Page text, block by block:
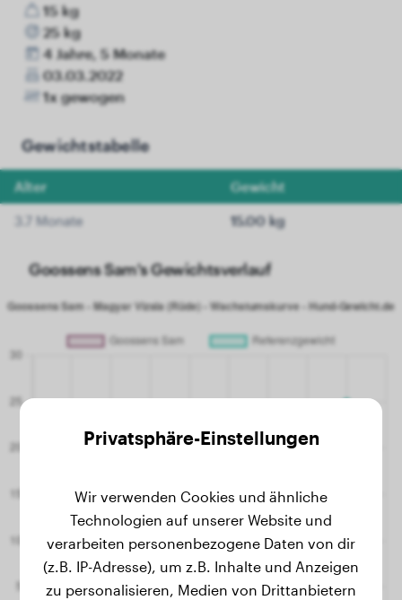
15 kg
25 kg
4 Jahre, 5 Monate
03.03.2022
1x gewogen
Gewichtstabelle
Alter Gewicht
3.7 Monate 15.00 kg
Goossens Sam's Gewichtsverlauf
Privatsphäre-Einstellungen
Wir verwenden Cookies und ähnliche
Technologien auf unserer Website und
verarbeiten personenbezogene Daten von dir
(z.B. IP-Adresse), um z.B. Inhalte und Anzeigen
zu personalisieren, Medien von Drittanbietern